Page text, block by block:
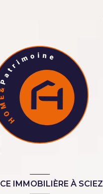
IMMOBILIÈRE À SCIEZ